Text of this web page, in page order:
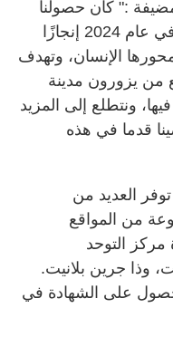
:" كان حصولنا
على تصنيف مركز معتمد للتوحد في عام 2024 إنجازًا
محورها الإنسان، وتهدف
من يزورون مدينة
ونتطلع إلى المزيد
قدما في هذه
العديد من
من المواقع
التوحد
وذا جرين بلانيت.
على الشهادة في